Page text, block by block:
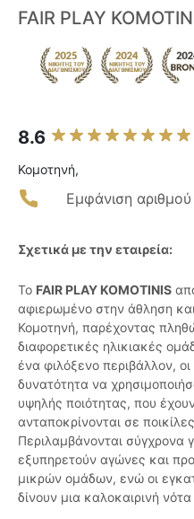
FAIR PLAY
8.6
Κομοτηνή,
Εμφάνιση
Σχετικά με την εταιρεία:
Το FAIR PLAY KOMOTINIS
αφιερωμένο στην άθληση
Κομοτηνή, παρέχοντας
διαφορετικές ηλικιακές
ένα φιλόξενο περιβάλλον,
δυνατότητα να
υψηλής ποιότητας, που
ανταποκρίνονται σε
Περιλαμβάνονται σύγχρονα
εξυπηρετούν αγώνες και
μικρών ομάδων, ενώ οι
δίνουν μια καλοκαιρινή